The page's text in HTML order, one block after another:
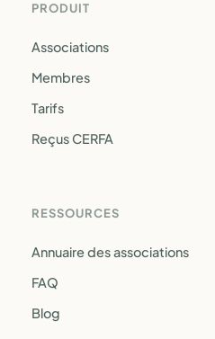
PRODUIT
Associations
Membres
Tarifs
Reçus CERFA
RESSOURCES
Annuaire des associations
FAQ
Blog